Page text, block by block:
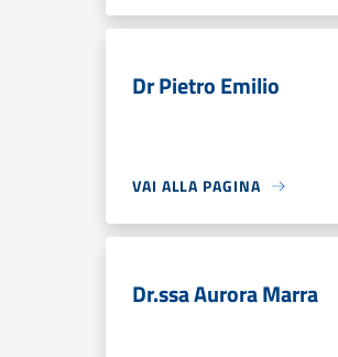
Dr Pietro Emilio
VAI ALLA PAGINA
Dr.ssa Aurora Marra